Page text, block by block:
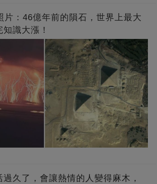
片：46億年前的隕石，世界上最大
識大漲！
久了，會讓熱情的人變得麻木，